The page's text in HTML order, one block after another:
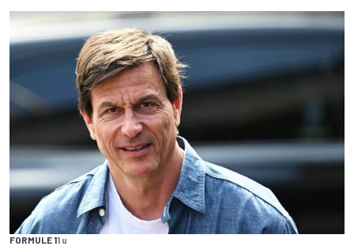
FORMULE 11 u